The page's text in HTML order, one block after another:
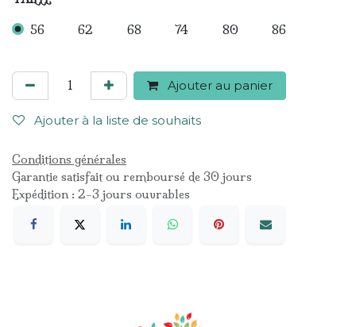
56 62 68 74 80 86
Ajouter au panier
Ajouter à la liste de souhaits
Conditions générales
Garantie satisfait ou remboursé de 30 jours
Expédition : 2-3 jours ouvrables